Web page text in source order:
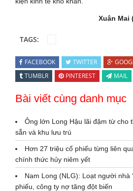
Xuân Mai
TAGS:
FACEBOOK TWITTER
TUMBLR
PINTEREST MAIL
Bài viết cùng danh mục
Ông lớn Long Hậu lãi đậm từ cho
sẵn và khu lưu trú
Hơn 27 triệu cổ phiếu từng liên
chính thức hủy niêm yết
Nam Long (NLG): Loạt người nhà
phiếu, công ty nợ tăng đột biến